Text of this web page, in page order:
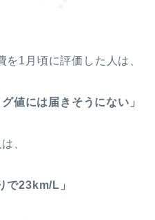
1月頃に評価した人は、
値には届きそうにない」
、
で23 km/L」